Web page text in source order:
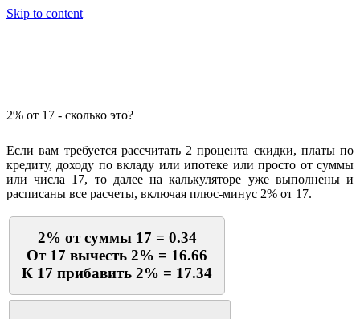
Skip to content
2% от 17 - сколько это?
Если вам требуется рассчитать 2 процента скидки, платы по
кредиту, доходу по вкладу или ипотеке или просто от суммы
или числа 17, то далее на калькуляторе уже выполнены и
расписаны все расчеты, включая плюс-минус 2% от 17.
2% от суммы 17 = 0.34
От 17 вычесть 2% = 16.66
К 17 прибавить 2% = 17.34